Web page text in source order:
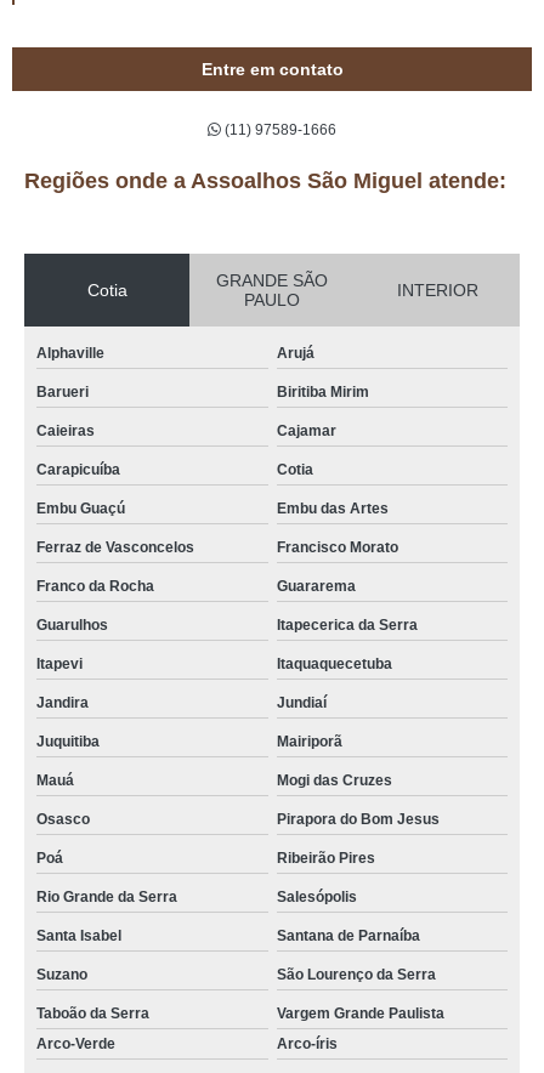
Entre em contato
(11) 97589-1666
Regiões onde a Assoalhos São Miguel atende:
Cotia
GRANDE SÃO
PAULO
INTERIOR
Alphaville Arujá
Barueri Biritiba Mirim
Caieiras Cajamar
Carapicuíba Cotia
Embu Guaçú Embu das Artes
Ferraz de Vasconcelos Francisco Morato
Franco da Rocha Guararema
Guarulhos Itapecerica da Serra
Itapevi Itaquaquecetuba
Jandira Jundiaí
Juquitiba Mairiporã
Mauá Mogi das Cruzes
Osasco Pirapora do Bom Jesus
Poá Ribeirão Pires
Rio Grande da Serra Salesópolis
Santa Isabel Santana de Parnaíba
Suzano São Lourenço da Serra
Taboão da Serra
Vargem Grande Paulista
Arco-Verde
Arco-íris